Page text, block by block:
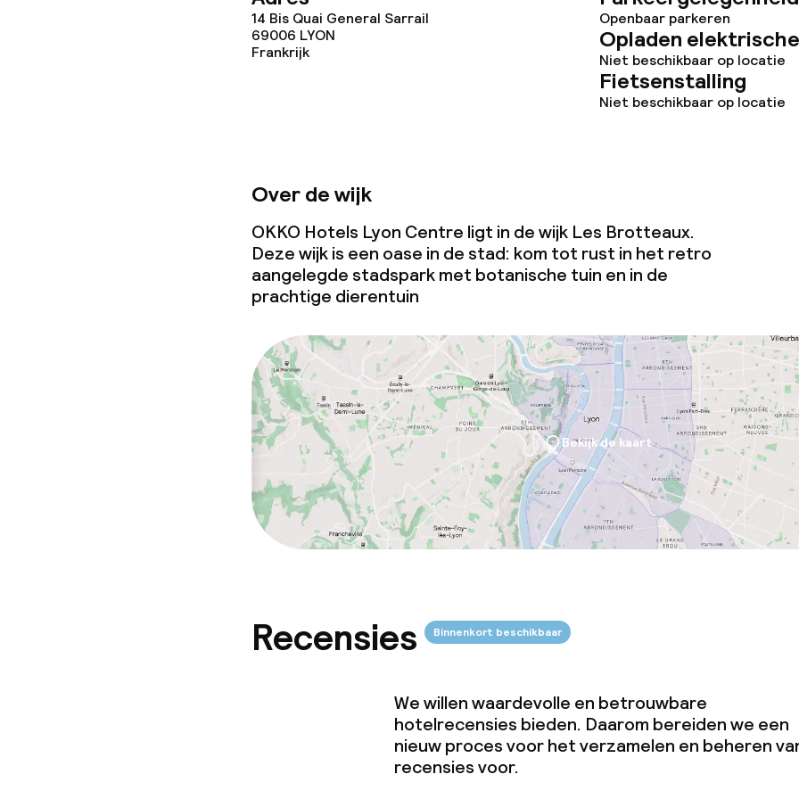
14 Bis Quai General Sarrail
69006 LYON
Frankrijk
Openbaar parkeren
Opladen
Niet beschikbaar op locatie
Fietsenstalling
Niet beschikbaar op locatie
Over de wijk
OKKO Hotels Lyon Centre ligt in de wijk Les Brotteaux.
Deze wijk is een oase in de stad: kom tot rust in het retro
aangelegde stadspark met botanische tuin en in de
prachtige dierentuin
Bekijk de kaart
Recensies Binnenkort beschikbaar
We willen waardevolle en betrouwbare
hotelrecensies bieden. Daarom bereiden we een
nieuw proces voor het verzamelen en beheren
recensies voor.